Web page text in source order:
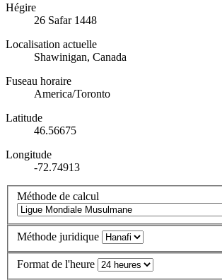
Hégire
26 Safar 1448
Localisation actuelle
Shawinigan, Canada
Fuseau horaire
America/Toronto
Latitude
46.56675
Longitude
-72.74913
Méthode de calcul
Méthode juridique
Format de l'heure